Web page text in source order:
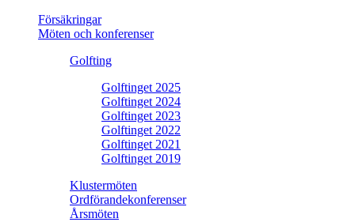
Försäkringar
Möten och konferenser
Golfting
Golftinget 2025
Golftinget 2024
Golftinget 2023
Golftinget 2022
Golftinget 2021
Golftinget 2019
Klustermöten
Ordförandekonferenser
Årsmöten